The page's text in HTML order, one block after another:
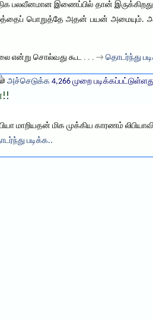
பலவீனமான இணைப்பில் தான்
பொறுத்தே அதன் பயன் அமையும்.
என்று சொல்வது கூட . . . → தொடர்ந்து
அச்செடுக்க 4,266 முறை
மாறியதன் மிக முக்கிய காரணம்
படிக்க..